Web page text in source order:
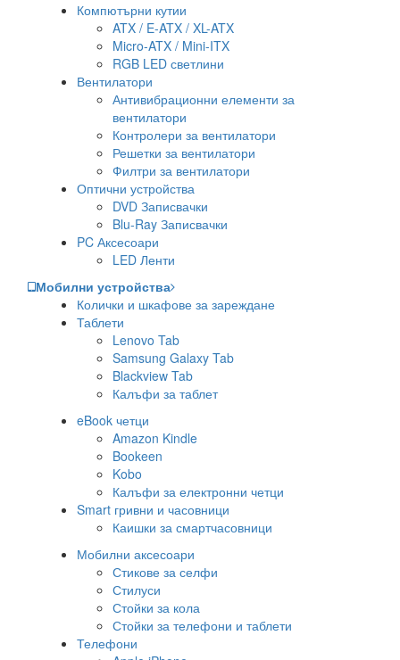
Компютърни кутии
ATX / E-ATX / XL-ATX
Micro-ATX / Mini-ITX
RGB LED светлини
Вентилатори
Антивибрационни елементи за
вентилатори
Контролери за вентилатори
Решетки за вентилатори
Филтри за вентилатори
Оптични устройства
DVD Записвачки
Blu-Ray Записвачки
PC Аксесоари
LED Ленти
Мобилни устройства
Колички и шкафове за зареждане
Таблети
Lenovo Tab
Samsung Galaxy Tab
Blackview Tab
Калъфи за таблет
eBook четци
Amazon Kindle
Bookeen
Kobo
Калъфи за електронни четци
Smart гривни и часовници
Каишки за смартчасовници
Мобилни аксесоари
Стикове за селфи
Стилуси
Стойки за кола
Стойки за телефони и таблети
Телефони